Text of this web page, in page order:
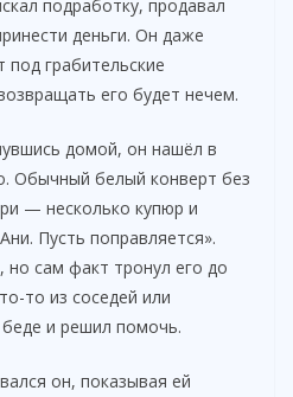
подработку, продавал
деньги. Он даже
под грабительские
его будет нечем.
домой, он нашёл в
Обычный белый конверт без
— несколько купюр и
Пусть поправляется».
сам факт тронул его до
то из соседей или
и решил помочь.
он, показывая ей